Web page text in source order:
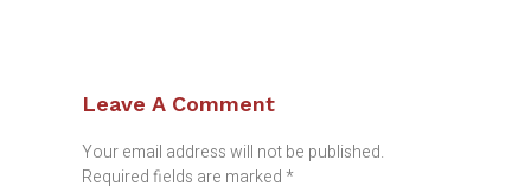
Leave A Comment
Your email address will not be published.
Required fields are marked*